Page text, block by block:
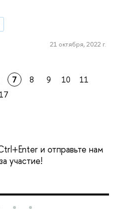
21 октября, 2022 г.
7 8 9 10
11
и отправьте нам
участие!